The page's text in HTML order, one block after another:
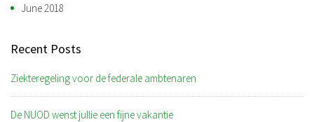
June 2018
Recent Posts
Ziekteregeling voor de federale ambtenaren
De NUOD wenst jullie een fijne vakantie